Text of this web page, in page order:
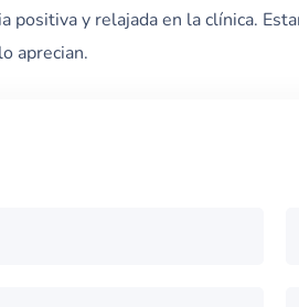
positiva y relajada en la clínica.
aprecian.